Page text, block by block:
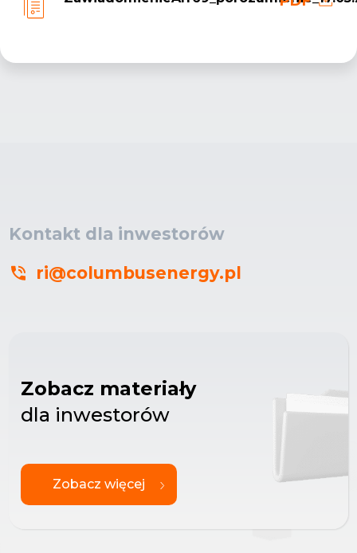
Kontakt dla inwestorów
ri@columbusenergy.pl
Zobacz materiały
dla inwestorów
Zobacz więcej